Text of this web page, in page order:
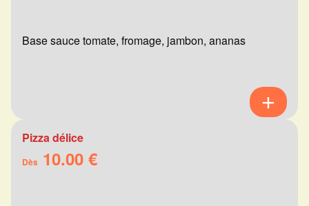
Base sauce tomate, fromage, jambon, ananas
Pizza délice
Dès 10.00 €